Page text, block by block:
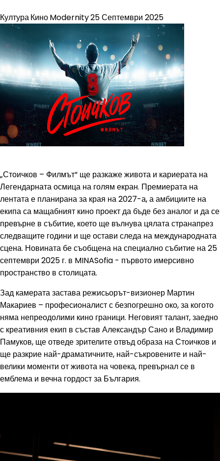
КултураКиноModernity25 Септември 2025
„Стоичков – Филмът“ ще разкаже живота и кариерата на
Легендарната осмица на голям екран. Премиерата на
лентата е планирана за края на 2027-а, а амбициите на
екипа са мащабният кино проект да бъде без аналог и да се
превърне в събитие, което ще вълнува цялата странапрез
следващите години и ще остави следа на международната
сцена. Новината бе съобщена на специално събитие на 25
септември 2025 г. в MINASofia - първото имерсивно
пространство в столицата.
Зад камерата застава режисьорът-визионер Мартин
Макариев – професионалист с безпогрешно око, за когото
няма непреодолими кино граници. Неговият талант, заедно
с креативния екип в състав Александър Сано и Владимир
Памуков, ще отведе зрителите отвъд образа на Стоичков и
ще разкрие най-драматичните, най-съкровените и най-
велики моменти от живота на човека, превърнал се в
емблема и вечна гордост за България.